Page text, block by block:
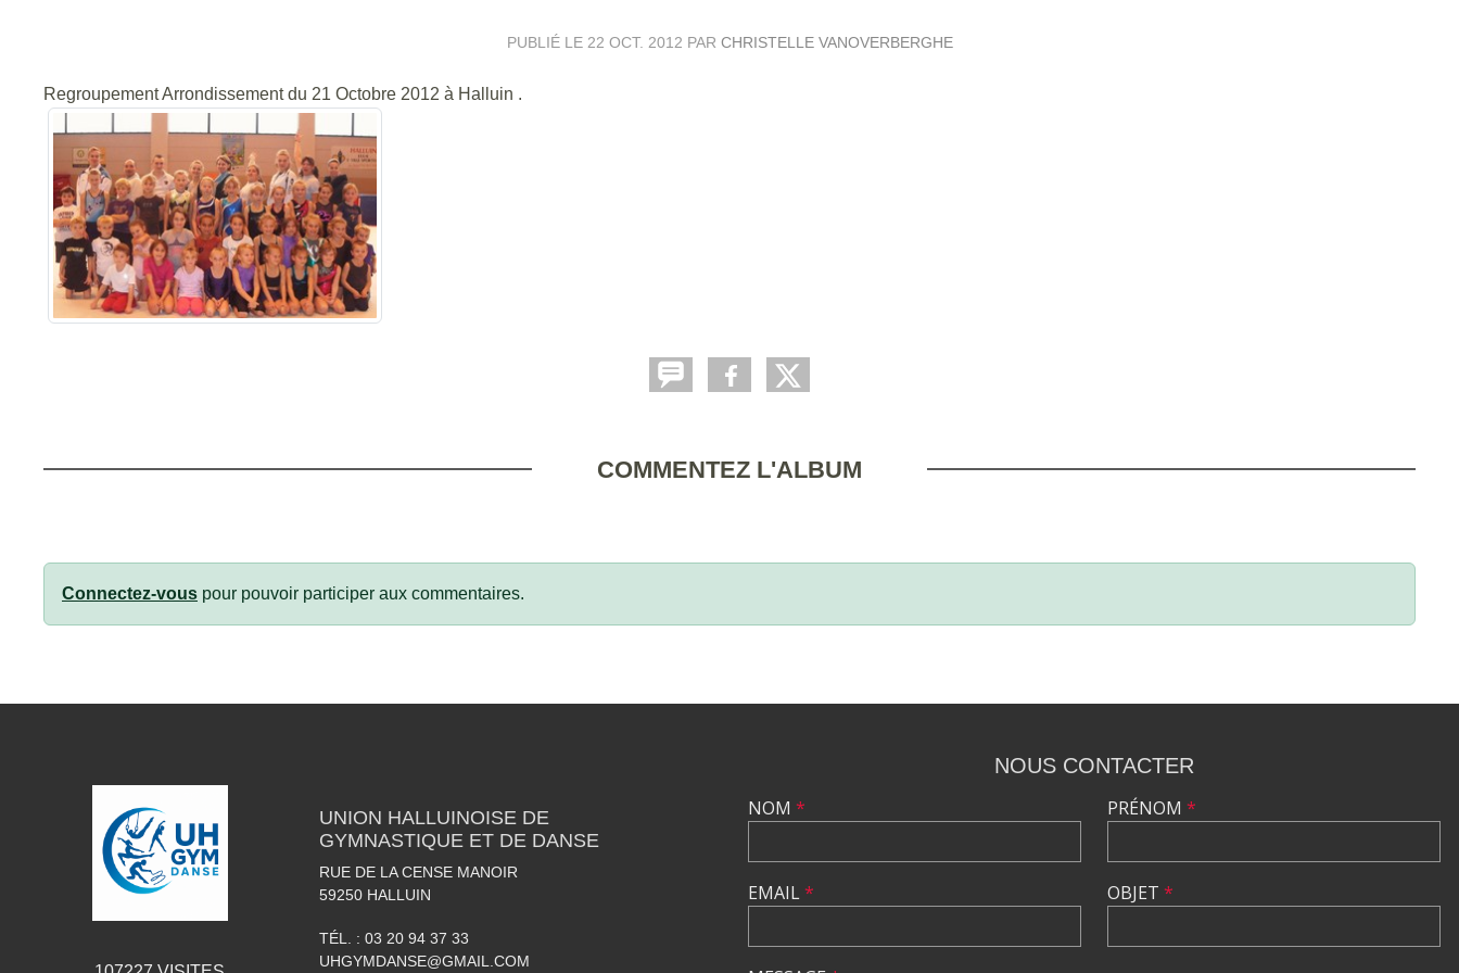
PUBLIÉ LE 22 OCT. 2012 PAR CHRISTELLE VANOVERBERGHE
Regroupement Arrondissement du 21 Octobre 2012 à Halluin .
COMMENTEZ L'ALBUM
Connectez-vous pour pouvoir participer aux commentaires.
UNION HALLUINOISE DE
GYMNASTIQUE ET DE DANSE
RUE DE LA CENSE MANOIR
59250 HALLUIN
TÉL. : 03 20 94 37 33
UHGYMDANSE@GMAIL.COM
NOUS CONTACTER
NOM *
EMAIL*
PRÉNOM *
OBJET *